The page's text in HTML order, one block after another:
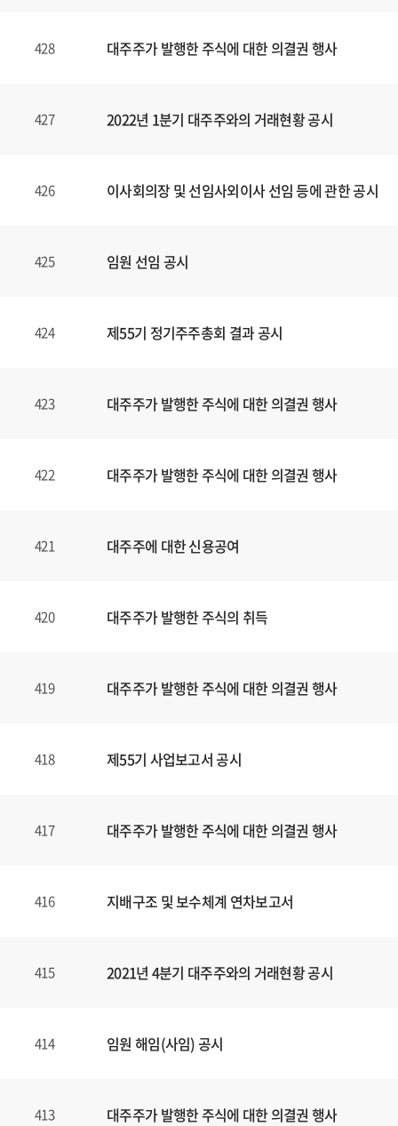
428 대주주가 발행한 주식에 대한 의결권 행사
427 2022년 1분기 대주주와의 거래현황 공시
426 이사회의장 및 선임사외이사 선임 등에 관한 공시
425 임원 선임 공시
424 제55기 정기주주총회 결과 공시
423 대주주가 발행한 주식에 대한 의결권 행사
422 대주주가 발행한 주식에 대한 의결권 행사
421 대주주에 대한 신용공여
420 대주주가 발행한 주식의 취득
419 대주주가 발행한 주식에 대한 의결권 행사
418 제55기 사업보고서 공시
417 대주주가 발행한 주식에 대한 의결권 행사
416 지배구조 및 보수체계 연차보고서
415 2021년 4분기 대주주와의 거래현황 공시
414 임원 해임(사임) 공시
413 대주주가 발행한 주식에 대한 의결권 행사